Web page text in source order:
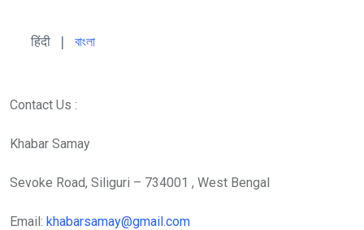
हिंदी বাংলা
Contact Us :
Khabar Samay
Sevoke Road, Siliguri – 734001 , West Bengal
Email: khabarsamay@gmail.com